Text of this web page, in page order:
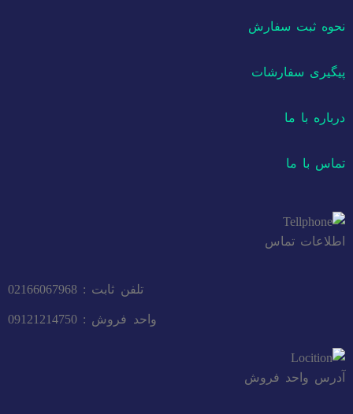
نحوه ثبت سفارش
پیگیری سفارشات
درباره با ما
تماس با ما
اطلاعات تماس
تلفن ثابت : 02166067968
واحد فروش : 09121214750
آدرس واحد فروش